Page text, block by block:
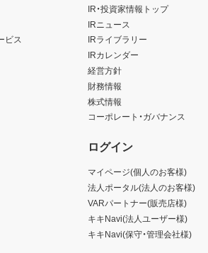
ビス
IR・投資家情報トップ
IRニュース
IRライブラリー
IRカレンダー
経営方針
財務情報
株式情報
コーポレート・ガバナンス
ログイン
マイページ(個人のお客様)
法人ポータル(法人のお客様)
VARパートナー(販売店様)
キキNavi(法人ユーザー様)
キキNavi(保守・管理会社様)